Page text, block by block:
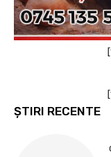
ȘTIRI RECENTE